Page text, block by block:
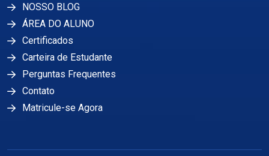
NOSSO BLOG
ÁREA DO ALUNO
Certificados
Carteira de Estudante
Perguntas Frequentes
Contato
Matricule-se Agora